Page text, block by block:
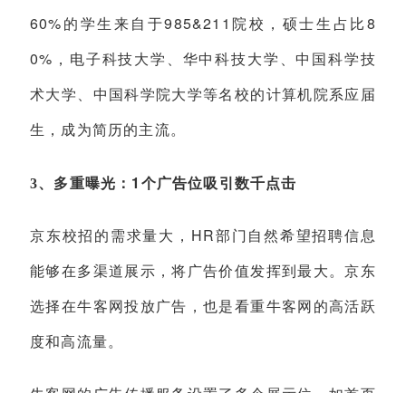
60% 的学生来自于985&211 院校，硕士生占比 8
0% ，电子科技大学、华中科技大学、中国科学技
术大学、中国科学院大学等名校的计算机院系应届
生，成为简历的主流。
3、多重曝光： 1 个广告位吸引数千点击
京东校招的需求量大， HR部门自然希望招聘信息
能够在多渠道展示，将广告价值发挥到最大。京东
选择在牛客网投放广告，也是看重牛客网的高活跃
度和高流量。